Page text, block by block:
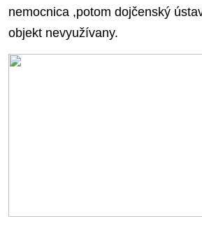
nemocnica ,potom dojčenský
objekt nevyužívany.